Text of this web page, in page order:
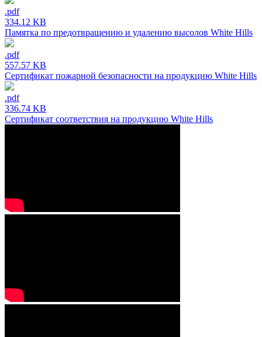
.pdf
334.12 KB
Памятка по предотвращению и удалению высолов White Hills
.pdf
557.57 KB
Сертификат пожарной безопасности на продукцию White Hills
.pdf
336.74 KB
Сертификат соответствия на продукцию White Hills